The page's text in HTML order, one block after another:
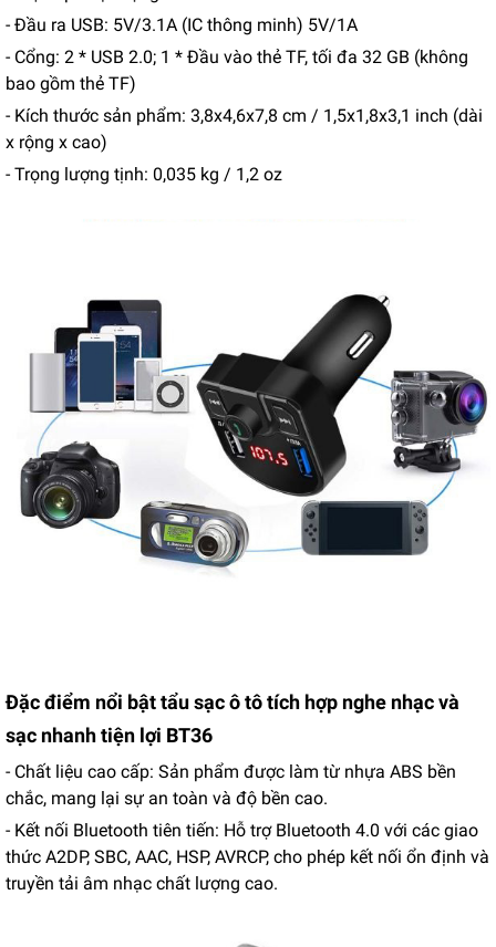
- Đầu ra USB: 5V/3.1A (IC thông minh) 5V/1A
- Cổng: 2 * USB 2.0; 1 * Đầu vào thẻ TF, tối đa 32 GB (không
bao gồm thẻ TF)
- Kích thước sản phẩm: 3,8x4,6x7,8 cm / 1,5x1,8x3,1 inch (dài
x rộng x cao)
- Trọng lượng tịnh: 0,035 kg / 1,2 oz
Đặc điểm nổi bật tẩu sạc ô tô tích hợp nghe nhạc và
sạc nhanh tiện lợi BT36
- Chất liệu cao cấp: Sản phẩm được làm từ nhựa ABS bền
chắc, mang lại sự an toàn và độ bền cao.
- Kết nối Bluetooth tiên tiến: Hỗ trợ Bluetooth 4.0 với các giao
thức A2DP, SBC, AAC, HSP, AVRCP, cho phép kết nối ổn định và
truyền tải âm nhạc chất lượng cao.